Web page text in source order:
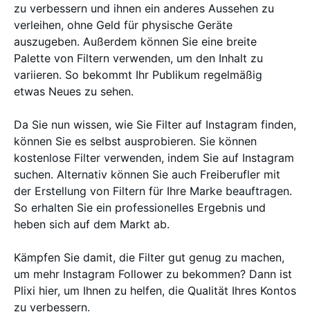
zu verbessern und ihnen ein anderes Aussehen zu
verleihen, ohne Geld für physische Geräte
auszugeben. Außerdem können Sie eine breite
Palette von Filtern verwenden, um den Inhalt zu
variieren. So bekommt Ihr Publikum regelmäßig
etwas Neues zu sehen.
Da Sie nun wissen, wie Sie Filter auf Instagram finden,
können Sie es selbst ausprobieren. Sie können
kostenlose Filter verwenden, indem Sie auf Instagram
suchen. Alternativ können Sie auch Freiberufler mit
der Erstellung von Filtern für Ihre Marke beauftragen.
So erhalten Sie ein professionelles Ergebnis und
heben sich auf dem Markt ab.
Kämpfen Sie damit, die Filter gut genug zu machen,
um mehr Instagram Follower zu bekommen? Dann ist
Plixi hier, um Ihnen zu helfen, die Qualität Ihres Kontos
zu verbessern.